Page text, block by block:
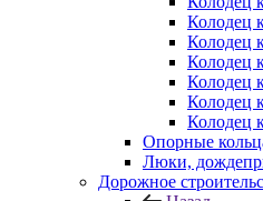
Колодец
Колодец
Колодец
Колодец
Колодец
Колодец
Опорные
Люки,
Дорожное